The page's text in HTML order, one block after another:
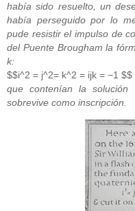
había sido resuelto, un
había perseguido por lo
pude resistir el impulso de
del Puente Brougham la
k:
$$i^2 = j^2= k^2 = ijk = −1 $$
que contenían la solución
sobrevive como inscripción.